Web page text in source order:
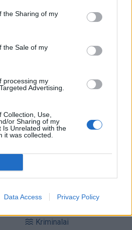
the Sharing of my
the Sale of my
processing my
Advertising.
Use,
or Sharing of my
Is Unrelated with the
it was collected.
Data Access Privacy Policy
Kriminalai